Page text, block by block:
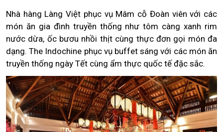
Nhà hàng Làng Việt phục vụ Mâm cỗ Đoàn viên với các
món ăn gia đình truyền thống như tôm càng xanh rim
nước dừa, ốc bươu nhồi thịt cùng thực đơn gọi món đa
dạng. The Indochine phục vụ buffet sáng với các món ăn
truyền thống ngày Tết cùng ẩm thực quốc tế đặc sắc.